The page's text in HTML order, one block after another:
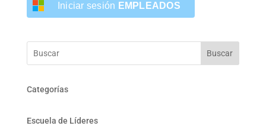
Iniciar sesión EMPLEADOS
Buscar
Categorías
Escuela de Líderes